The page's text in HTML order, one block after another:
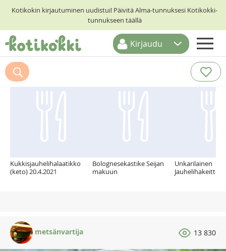
Kotikokin kirjautuminen uudistui! Päivitä Alma-tunnuksesi Kotikokki-
tunnukseen täällä
ETUSIVU
RESEPTIHAKU
Kirjaudu
Suosittelemme myös
Kukkisjauhelihalaatikko
(keto) 20.4.2021
Bolognesekastike Seijan
makuun
Unkarilainen
Jauhelihakeitto
metsänvartija 13 830